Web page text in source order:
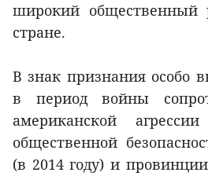
широкий общественный
стране.
В знак признания особо
в период войны
американской
общественной
(в 2014 году) и